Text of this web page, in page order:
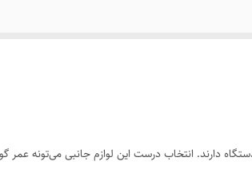
دارند. انتخاب درست این لوازم جانبی می‌تونه عمر